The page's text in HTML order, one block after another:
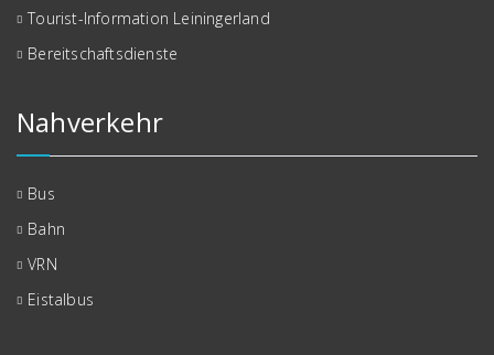
Tourist-Information Leiningerland
Bereitschaftsdienste
Nahverkehr
Bus
Bahn
VRN
Eistalbus